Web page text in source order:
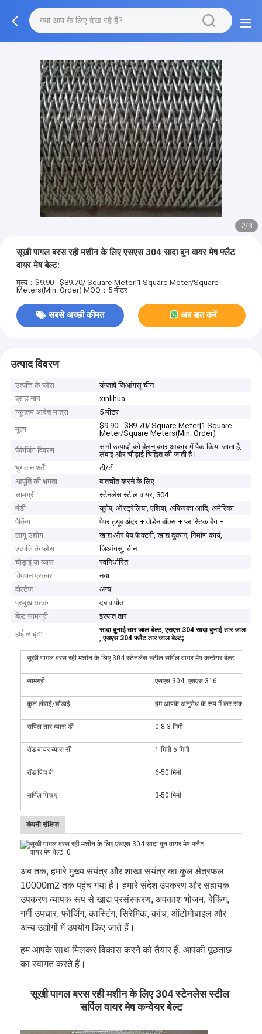
2/3
सूखी पागल बरस रही मशीन के लिए एसएस 304 सादा बुन वायर मेष फ्लैट
वायर मेष बेल्ट:
मूल्य：$9.90 - $89.70/ Square Meter|1 Square Meter/Square
Meters(Min. Order) MOQ：5 मीटर
सबसे अच्छी कीमत अब बात करें
उत्पाद विवरण
उत्पत्ति के प्लेस
यंग्ज़हौ जिआंगसु चीन
ब्रांड नाम
xinlihua
न्यूनतम आदेश मात्रा
5 मीटर
मूल्य
$9.90 - $89.70/ Square Meter|1 Square
Meter/Square Meters(Min. Order)
पैकेजिंग विवरण
सभी उत्पादों को बेलनाकार आकार में पैक किया जाता है,
लंबाई और चौड़ाई चिह्नित की जाती है।
भुगतान शर्तें
टी/टी
आपूर्ति की क्षमता
बातचीत करने के लिए
सामग्री
स्टेनलेस स्टील वायर, 304
मंडी
यूरोप, ऑस्ट्रेलिया, एशिया, अफिरका आदि, अमेरिका
पैकिंग
पेपर ट्यूब अंदर + वोडेन बॉक्स + प्लास्टिक बैग +
लागू उद्योग
खाद्य और पेय फैक्टरी, खाद्य दुकान, निर्माण कार्य,
उत्पत्ति के प्लेस
जिआंगसु, चीन
चौड़ाई या व्यास
स्वनिर्धारित
विपणन प्रकार
नया
वोल्टेज
अन्य
प्रमुख घटक
दबाव पोत
बेल्ट सामग्री
इस्पात तार
हाई लाइट:
सादा बुनाई तार जाल बेल्ट,एसएस 304 सादा बुनाई तार जाल
,एसएस 304 फ्लैट तार जाल बेल्ट;
सूखी पागल बरस रही मशीन के लिए 304 स्टेनलेस स्टील सर्पिल वायर मेष कन्वेयर बेल्ट
सामग्री एसएस 304, एसएस 316
कुल लंबाई/चौड़ाई हम आपके अनुरोध के रूप में कर सकते हैं
सर्पिल तार व्यास डी 0.8-3 मिमी
रॉड वायर व्यास सी 1 मिमी-5 मिमी
रॉड पिच बी 6-50 मिमी
सर्पिल पिच ए 3-50 मिमी
कंपनी संक्षिप्त
अब तक, हमारे मुख्य संयंत्र और शाखा संयंत्र का कुल क्षेत्रफल
10000m2 तक पहुंच गया है। हमारे संदेश उपकरण और सहायक
उपकरण व्यापक रूप से खाद्य प्रसंस्करण, अवकाश भोजन, बेकिंग,
गर्मी उपचार, फोर्जिंग, कास्टिंग, सिरेमिक, कांच, ऑटोमोबाइल और
अन्य उद्योगों में उपयोग किए जाते हैं।
हम आपके साथ मिलकर विकास करने को तैयार हैं, आपकी पूछताछ
का स्वागत करते हैं।
सूखी पागल बरस रही मशीन के लिए 304 स्टेनलेस स्टील
सर्पिल वायर मेष कन्वेयर बेल्ट